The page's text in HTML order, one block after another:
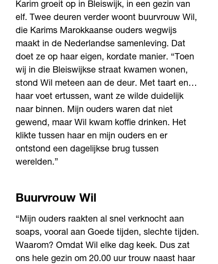
Karim groeit op in Bleiswijk, in een gezin van
elf. Twee deuren verder woont buurvrouw Wil,
die Karims Marokkaanse ouders wegwijs
maakt in de Nederlandse samenleving. Dat
doet ze op haar eigen, kordate manier. “Toen
wij in die Bleiswijkse straat kwamen wonen,
stond Wil meteen aan de deur. Met taart en…
haar voet ertussen, want ze wilde duidelijk
naar binnen. Mijn ouders waren dat niet
gewend, maar Wil kwam koffie drinken. Het
klikte tussen haar en mijn ouders en er
ontstond een dagelijkse brug tussen
werelden.”
Buurvrouw Wil
“Mijn ouders raakten al snel verknocht aan
soaps, vooral aan Goede tijden, slechte tijden.
Waarom? Omdat Wil elke dag keek. Dus zat
ons hele gezin om 20.00 uur trouw naast haar